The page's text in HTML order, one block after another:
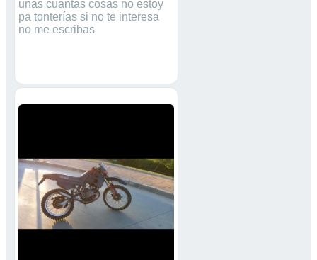
unas cuantas cosas no estoy
pa tonterías si no te interesa
no me escribas